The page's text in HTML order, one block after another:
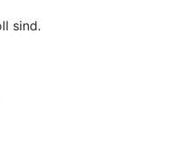
sind.